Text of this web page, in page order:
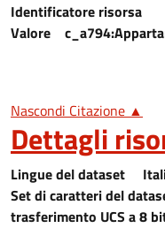
Identificatore risorsa
Valore
Nascondi Citazione ▲
Dettagli
Lingue del dataset
Set di caratteri del
trasferimento UCS a 8